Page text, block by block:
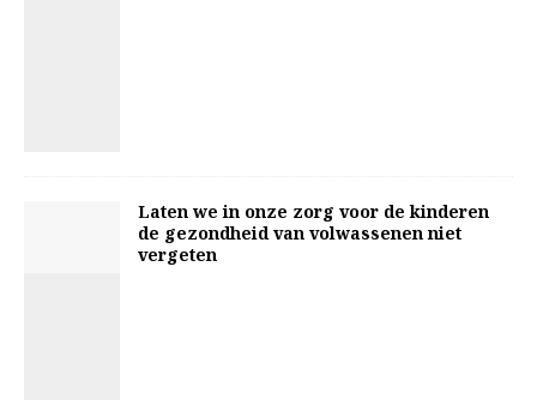
Laten we in onze zorg voor de kinderen
de gezondheid van volwassenen niet
vergeten